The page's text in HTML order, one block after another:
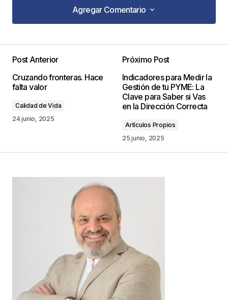
Agregar Comentario
Agregar Comentario
publicada. Los campos obligatorios están
marcados con
Comentario
Your Name*
Guarda mi nombre, correo electrónico y web en
este navegador para la próxima vez que
comente.
Este sitio esta protegido por
Post Anterior
Cruzando fronteras. Hace
falta valor
Calidad de Vida
24 junio, 2025
Próximo Post
Indicadores para Medir la
Gestión de tu PYME: La
Clave para Saber si Vas
en la Dirección Correcta
Artículos Propios
25 junio, 2025